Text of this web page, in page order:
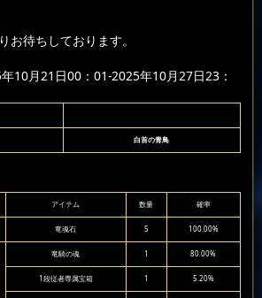
お待ちしております。
10月21日00：01-2025年10月27日23：
白首の青鳥
アイテム 数量 確率
竜魂石 5 100.00%
竜騎の魂 1 80.00%
1段従者専属宝箱 1 5.20%